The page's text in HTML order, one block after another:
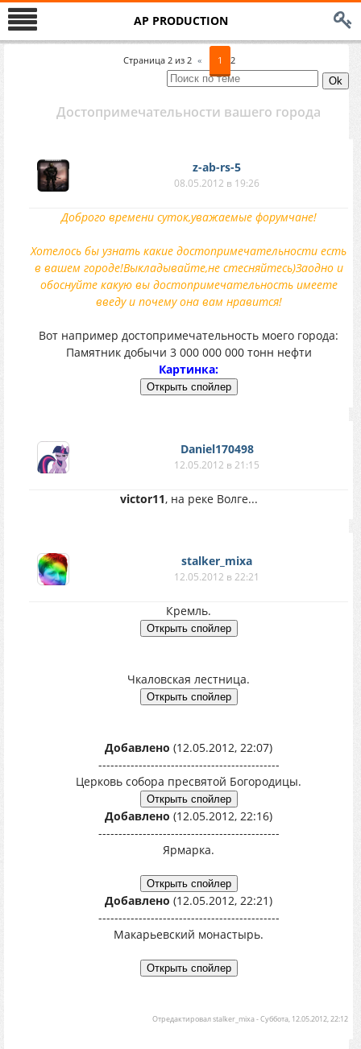
AP PRODUCTION
Страница 2 из 2 « 1 2
Достопримечательности вашего города
z-ab-rs-5
08.05.2012 в 19:26
Доброго времени суток,уважаемые форумчане!
Хотелось бы узнать какие достопримечательности есть
в вашем городе!Выкладывайте,не стесняйтесь)Заодно и
обоснуйте какую вы достопримечательность имеете
введу и почему она вам нравится!
Вот например достопримечательность моего города:
Памятник добычи 3 000 000 000 тонн нефти
Картинка:
Daniel170498
12.05.2012 в 21:15
victor11, на реке Волге...
stalker_mixa
12.05.2012 в 22:21
Кремль.
Чкаловская лестница.
Добавлено (12.05.2012, 22:07)
---------------------------------------------
Церковь собора пресвятой Богородицы.
Добавлено (12.05.2012, 22:16)
---------------------------------------------
Ярмарка.
Добавлено (12.05.2012, 22:21)
---------------------------------------------
Макарьевский монастырь.
Отредактировалstalker_mixa-Суббота, 12.05.2012, 22:12